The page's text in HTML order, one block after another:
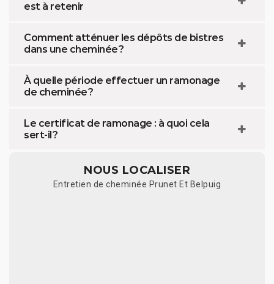
est à retenir
Comment atténuer les dépôts de bistres
dans une cheminée ?
À quelle période effectuer un ramonage
de cheminée ?
Le certificat de ramonage : à quoi cela
sert-il ?
NOUS LOCALISER
Entretien de cheminée Prunet Et Belpuig